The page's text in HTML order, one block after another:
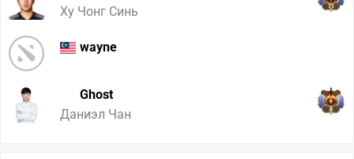
Ху Чонг Синь
71
wayne
Ghost
Даниэл Чан
8